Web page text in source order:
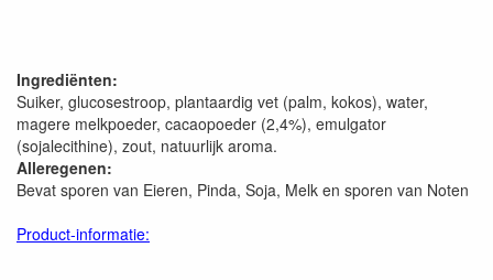
Ingrediënten:
Suiker, glucosestroop, plantaardig vet (palm, kokos), water,
magere melkpoeder, cacaopoeder (2,4%), emulgator
(sojalecithine), zout, natuurlijk aroma.
Alleregenen:
Bevat sporen van Eieren, Pinda, Soja, Melk en sporen van Noten
Product-informatie: